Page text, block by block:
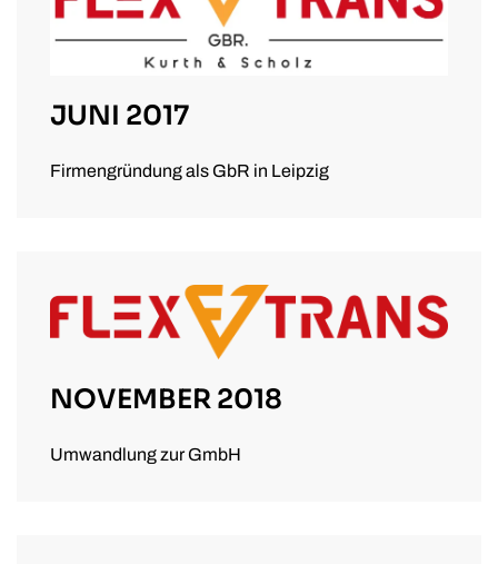
JUNI 2017
Firmengründung als GbR in Leipzig
NOVEMBER 2018
Umwandlung zur GmbH